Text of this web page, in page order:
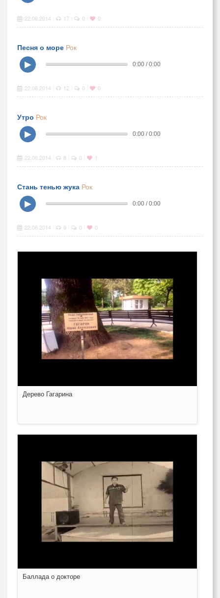
22.06.2014 17 0 0
Песня о море Рок
▶
0:00 / 0:00
22.06.2014 12 0 0
Утро Рок
▶
0:00 / 0:00
22.06.2014 8 0 1
Стань тенью жука Рок
▶
0:00 / 0:00
22.06.2014 9 0 0
Дерево Гагарина
Баллада о докторе